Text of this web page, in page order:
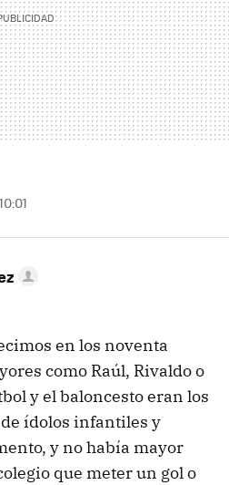
en los noventa
como Raúl, Rivaldo o
y el baloncesto eran los
ídolos infantiles y
y no había mayor
que meter un gol o